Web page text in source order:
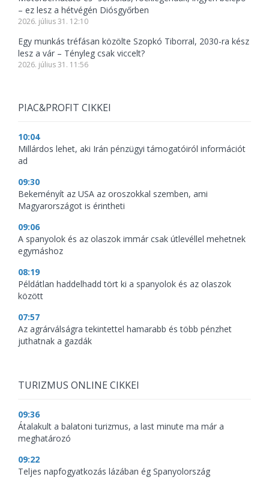
– ez lesz a hétvégén Diósgyőrben
2026. július 31. 12:10
Egy munkás tréfásan közölte Szopkó Tiborral, 2030-ra kész
lesz a vár – Tényleg csak viccelt?
2026. július 31. 11:56
PIAC&PROFIT CIKKEI
10:04
Millárdos lehet, aki Irán pénzügyi támogatóiról információt
ad
09:30
Bekeményít az USA az oroszokkal szemben, ami
Magyarországot is érintheti
09:06
A spanyolok és az olaszok immár csak útlevéllel mehetnek
egymáshoz
08:19
Példátlan haddelhadd tört ki a spanyolok és az olaszok
között
07:57
Az agrárválságra tekintettel hamarabb és több pénzhet
juthatnak a gazdák
TURIZMUS ONLINE CIKKEI
09:36
Átalakult a balatoni turizmus, a last minute ma már a
meghatározó
09:22
Teljes napfogyatkozás lázában ég Spanyolország